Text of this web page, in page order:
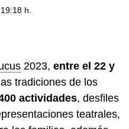
h.
2023, entre el 22 y
tradiciones de los
actividades, desfiles
teatrales,